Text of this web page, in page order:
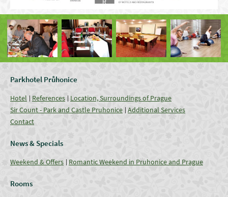
Parkhotel Průhonice
Hotel References
Location, Surroundings of Prague
Sir Count - Park and Castle Pruhonice Additional Services
Contact
News & Specials
Weekend & Offers Romantic Weekend in Pruhonice and Prague
Rooms